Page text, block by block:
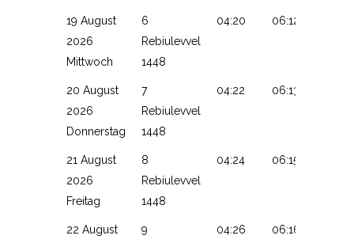
19 August
2026
Mittwoch
6
Rebiulevvel
1448
04:20 06:12
20 August
2026
Donnerstag
7
Rebiulevvel
1448
04:22 06:13
21 August
2026
Freitag
8
Rebiulevvel
1448
04:24 06:15
22 August
9
04:26 06:16